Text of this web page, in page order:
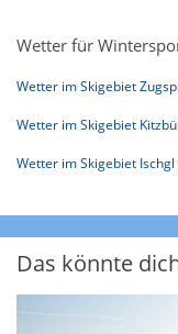
Wetter für
Wetter im Skigebiet
Wetter im Skigebiet
Wetter im Skigebiet
Das könnte